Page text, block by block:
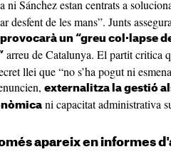
ni Sánchez estan centrats a
desfent de les mans”. Junts
provocarà un “greu col·lapse
arreu de Catalunya. El partit critica
llei que “no s’ha pogut ni
externalitza la gestió
ni capacitat administrativa
apareix en informes